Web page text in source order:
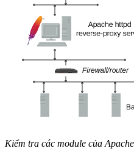
Kiểm tra các module của